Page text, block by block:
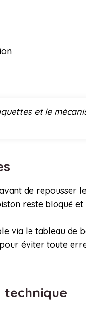
et le
de repousser
reste bloqué
via le tableau de
éviter toute